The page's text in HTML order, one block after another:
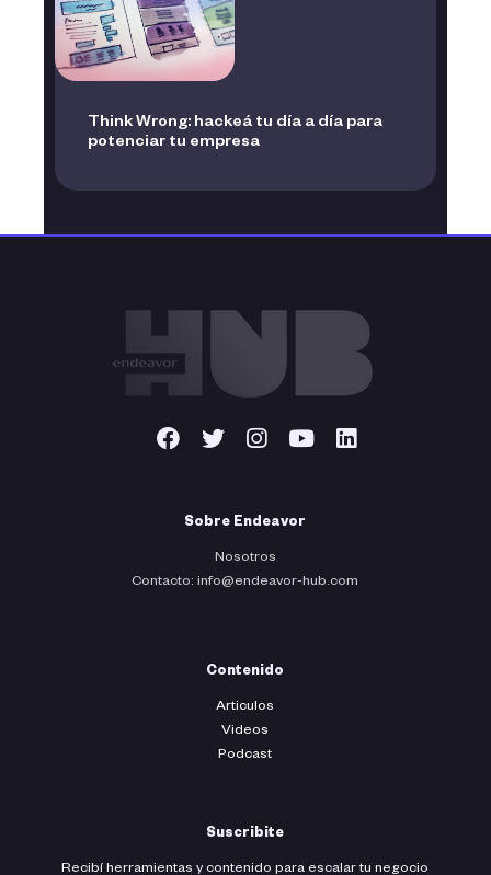
Think Wrong: hackeá tu día a día para
potenciar tu empresa
Sobre Endeavor
Nosotros
Contacto: info@endeavor-hub.com
Contenido
Articulos
Videos
Podcast
Suscribite
Recibí herramientas y contenido para escalar tu negocio